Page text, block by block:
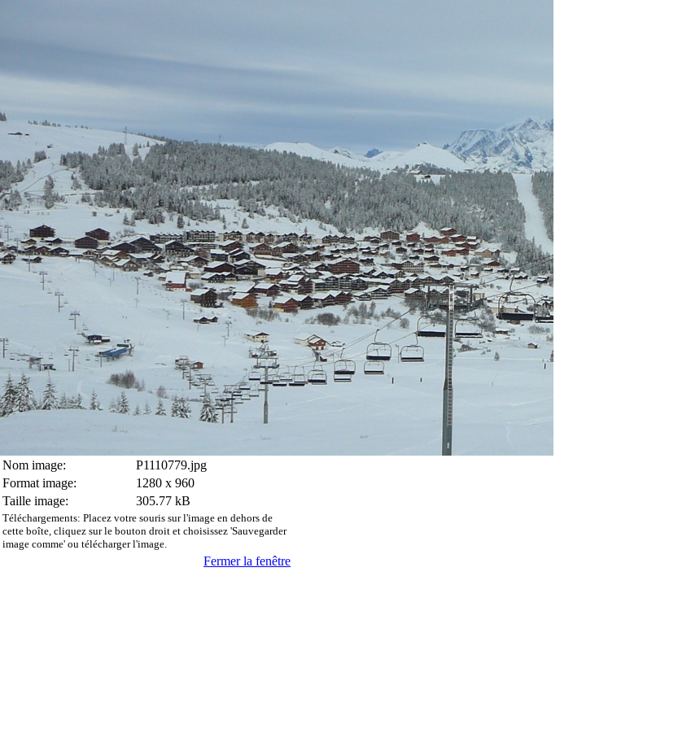
Nom image:
P1110779.jpg
Format image:
1280 x 960
Taille image:
305.77 kB
Téléchargements: Placez votre souris sur l'image en dehors de
cette boîte, cliquez sur le bouton droit et choisissez 'Sauvegarder
image comme' ou télécharger l'image.
Fermer la fenêtre